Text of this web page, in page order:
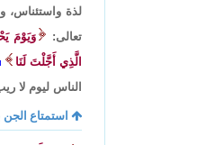
لذة واستئناس،
تعالى:
وَيَوْمَ
الَّذِي أَجَّلْتَ لَنَا
الناس ليوم لا
استمتاع